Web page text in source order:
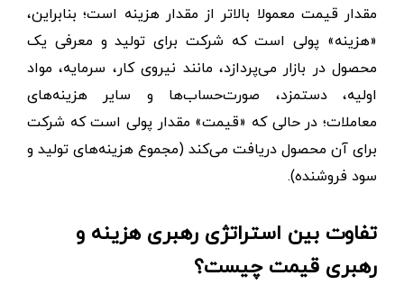
مقدار قیمت معمولا بالاتر از مقدار هزینه است؛ بنابراین،
«هزینه» پولی است که شرکت برای تولید و معرفی یک
محصول در بازار می‌پردازد، مانند نیروی کار، سرمایه، مواد
اولیه، دستمزد، صورت‌‌حساب‌ها و سایر هزینه‌های
معاملات؛ در حالی که «قیمت» مقدار پولی است که شرکت
برای آن محصول دریافت می‌کند (مجموع هزینه‌های تولید و
سود فروشنده).
تفاوت بین استراتژی رهبری هزینه و
رهبری قیمت چیست؟